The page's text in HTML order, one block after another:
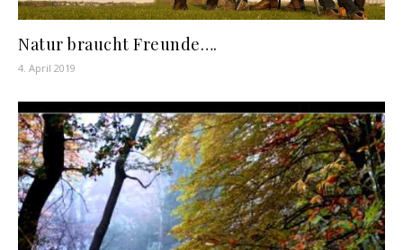
Natur braucht Freunde….
4. April 2019